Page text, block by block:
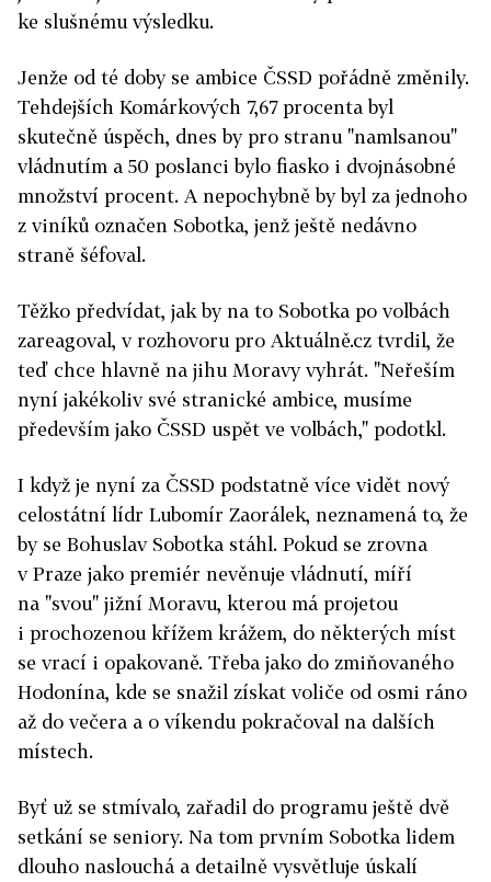
ke slušnému výsledku.
Jenže od té doby se ambice ČSSD pořádně změnily.
Tehdejších Komárkových 7,67 procenta byl
skutečně úspěch, dnes by pro stranu "namlsanou"
vládnutím a 50 poslanci bylo fiasko i dvojnásobné
množství procent. A nepochybně by byl za jednoho
z viníků označen Sobotka, jenž ještě nedávno
straně šéfoval.
Těžko předvídat, jak by na to Sobotka po volbách
zareagoval, v rozhovoru pro Aktuálně.cz tvrdil, že
teď chce hlavně na jihu Moravy vyhrát. "Neřeším
nyní jakékoliv své stranické ambice, musíme
především jako ČSSD uspět ve volbách," podotkl.
I když je nyní za ČSSD podstatně více vidět nový
celostátní lídr Lubomír Zaorálek, neznamená to, že
by se Bohuslav Sobotka stáhl. Pokud se zrovna
v Praze jako premiér nevěnuje vládnutí, míří
na "svou" jižní Moravu, kterou má projetou
i prochozenou křížem krážem, do některých míst
se vrací i opakovaně. Třeba jako do zmiňovaného
Hodonína, kde se snažil získat voliče od osmi ráno
až do večera a o víkendu pokračoval na dalších
místech.
Byť už se stmívalo, zařadil do programu ještě dvě
setkání se seniory. Na tom prvním Sobotka lidem
dlouho naslouchá a detailně vysvětluje úskalí